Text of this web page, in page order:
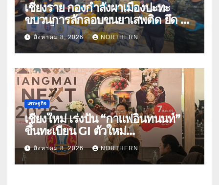
เชียงราย กองกำลังผาเมืองปะทะ
ขบวนการลักลอบขนยาเสพติด ยึด 2
ล้านเม็ด
สิงหาคม 8, 2026 NORTHERN
เศรษฐกิจ
เชียงใหม่ เร่งปั้น “กาแฟอินทนนท์”
ขึ้นทะเบียน GI ตัวใหม่
“CHIANGMAI GI NEXT 2026”
ติดอาวุธผู้ประกอบการ 100 ราย ดัน
สินค้าอัตลักษณ์สู่ตลาดพรีเมียม
สิงหาคม 8, 2026 NORTHERN